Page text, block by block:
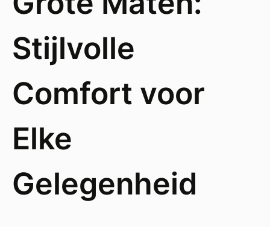
Stijlvolle
Comfort voor
Elke
Gelegenheid